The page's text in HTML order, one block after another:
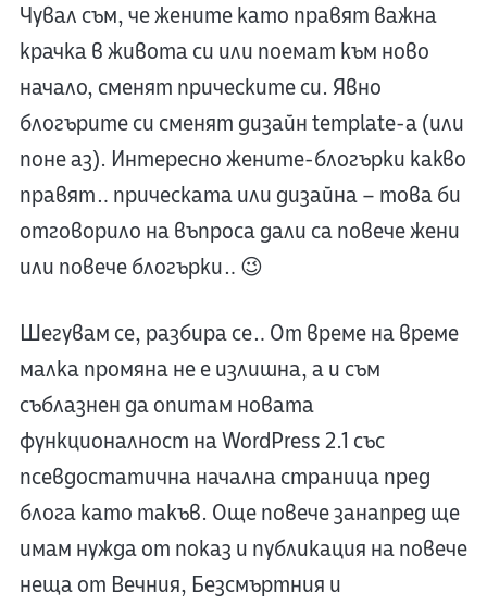
Чувал съм, че жените като правят важна
крачка в живота си или поемат към ново
начало, сменят прическите си. Явно
блогърите си сменят дизайн template-а (или
поне аз). Интересно жените-блогърки какво
правят… прическата или дизайна – това би
отговорило на въпроса дали са повече жени
или повече блогърки… 😉
Шегувам се, разбира се… От време на време
малка промяна не е излишна, а и съм
съблазнен да опитам новата
функционалност на WordPress 2.1 със
псевдостатична начална страница пред
блога като такъв. Още повече занапред ще
имам нужда от показ и публикация на повече
неща от Вечния, Безсмъртния и